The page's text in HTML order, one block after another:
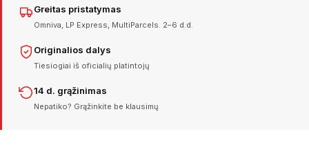
Greitas pristatymas
Omniva, LP Express, MultiParcels. 2–6 d.d.
Originalios dalys
Tiesiogiai iš oficialių platintojų
14 d. grąžinimas
Nepatiko? Grąžinkite be klausimų